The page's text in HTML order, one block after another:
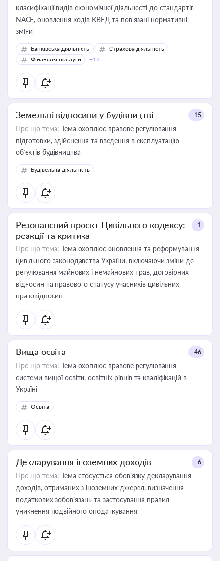
класифікації видів економічної діяльності до стандартів
NACE, оновлення кодів КВЕД та пов'язані нормативні
зміни
Банківська діяльність
Страхова діяльність
Фінансові послуги
+13
Земельні відносини у будівництві +15
Про що тема: Тема охоплює правове регулювання
підготовки, здійснення та введення в експлуатацію
об’єктів будівництва
Будівельна діяльність
Резонансний проєкт Цивільного кодексу:
реакції та критика
+1
Про що тема: Тема охоплює оновлення та реформування
цивільного законодавства України, включаючи зміни до
регулювання майнових і немайнових прав, договірних
відносин та правового статусу учасників цивільних
правовідносин
Вища освіта +46
Про що тема: Тема охоплює правове регулювання
системи вищої освіти, освітніх рівнів та кваліфікацій в
Україні
Освіта
Декларування іноземних доходів +6
Про що тема: Тема стосується обов’язку декларування
доходів, отриманих з іноземних джерел, визначення
податкових зобов’язань та застосування правил
уникнення подвійного оподаткування